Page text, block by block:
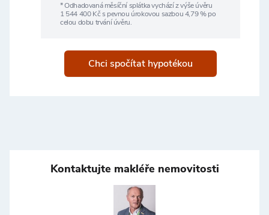
* Odhadovaná měsíční splátka vychází z výše úvěru
1 544 400Kč s pevnou úrokovou sazbou4,79% po
celou dobu trvání úvěru.
Chci spočítat hypotékou
Kontaktujte makléře nemovitosti